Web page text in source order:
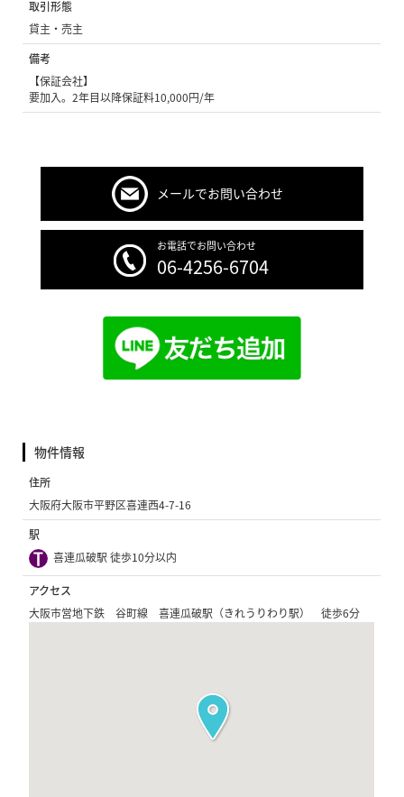
取引形態
貸主・売主
備考
【保証会社】
要加入。2年目以降保証料10,000円/年
メールでお問い合わせ
お電話でお問い合わせ
06-4256-6704
物件情報
住所
大阪府大阪市平野区喜連西4-7-16
駅
喜連瓜破駅 徒歩10分以内
アクセス
大阪市営地下鉄 谷町線 喜連瓜破駅（きれうりわり駅） 徒歩6分